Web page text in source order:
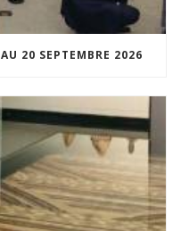
20 SEPTEMBRE 2026